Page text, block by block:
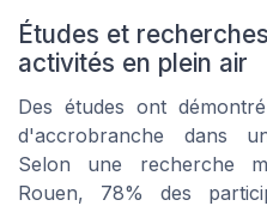
Études et
activités en plein air
Des études ont
d'accrobranche dans
Selon une recherche
Rouen, 78% des